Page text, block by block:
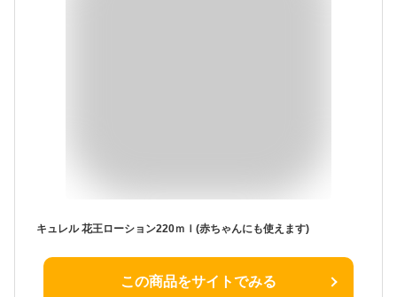
キュレル 花王ローション220ｍｌ(赤ちゃんにも使えます)
この商品をサイトでみる